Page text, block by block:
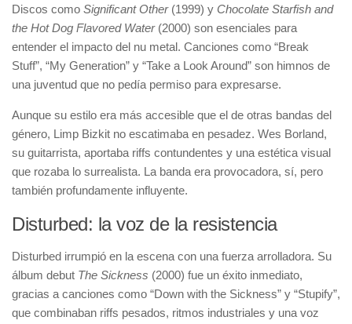
Discos como Significant Other(1999) y Chocolate Starfish and
the Hot Dog Flavored Water(2000) son esenciales para
entender el impacto del nu metal. Canciones como “Break
Stuff”, “My Generation” y “Take a Look Around” son himnos de
una juventud que no pedía permiso para expresarse.
Aunque su estilo era más accesible que el de otras bandas del
género, Limp Bizkit no escatimaba en pesadez. Wes Borland,
su guitarrista, aportaba riffs contundentes y una estética visual
que rozaba lo surrealista. La banda era provocadora, sí, pero
también profundamente influyente.
Disturbed: la voz de la resistencia
Disturbed irrumpió en la escena con una fuerza arrolladora. Su
álbum debut The Sickness (2000) fue un éxito inmediato,
gracias a canciones como “Down with the Sickness” y “Stupify”,
que combinaban riffs pesados, ritmos industriales y una voz